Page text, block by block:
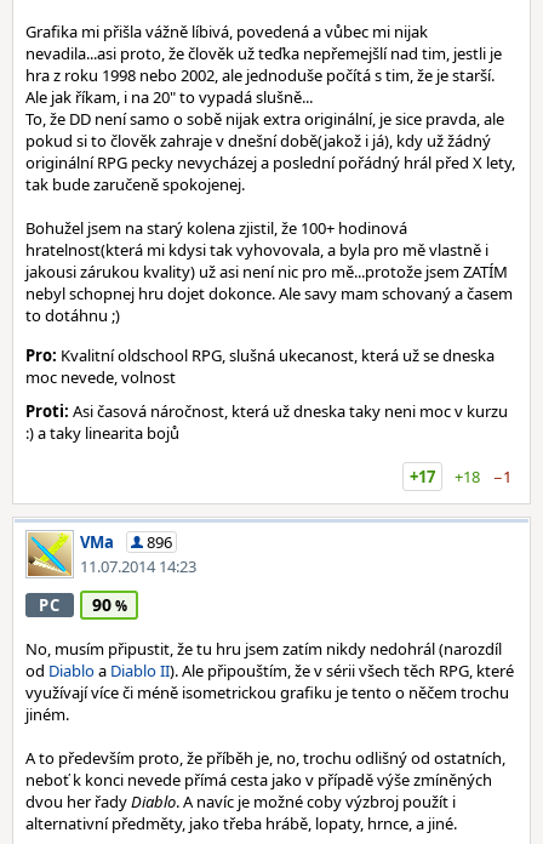
Grafika mi přišla vážně líbivá, povedená a vůbec mi nijak
nevadila...asi proto, že člověk už teďka nepřemejšlí nad tim, jestli je
hra z roku 1998 nebo 2002, ale jednoduše počítá s tim, že je starší.
Ale jak říkam, i na 20" to vypadá slušně...
To, že DD není samo o sobě nijak extra originální, je sice pravda, ale
pokud si to člověk zahraje v dnešní době(jakož i já), kdy už žádný
originální RPG pecky nevycházej a poslední pořádný hrál před X lety,
tak bude zaručeně spokojenej.
Bohužel jsem na starý kolena zjistil, že 100+ hodinová
hratelnost(která mi kdysi tak vyhovovala, a byla pro mě vlastně i
jakousi zárukou kvality) už asi není nic pro mě...protože jsem ZATÍM
nebyl schopnej hru dojet dokonce. Ale savy mam schovaný a časem
to dotáhnu ;)
Pro: Kvalitní oldschool RPG, slušná ukecanost, která už se dneska
moc nevede, volnost
Proti: Asi časová náročnost, která už dneska taky neni moc v kurzu
:) a taky linearita bojů
+17
+18 −1
VMa
896
11.07.2014 14:23
PC
90
No, musím připustit, že tu hru jsem zatím nikdy nedohrál (narozdíl
od Diabloa Diablo II). Ale připouštím, že v sérii všech těch RPG, které
využívají více či méně isometrickou grafiku je tento o něčem trochu
jiném.
A to především proto, že příběh je, no, trochu odlišný od ostatních,
neboť k konci nevede přímá cesta jako v případě výše zmíněných
dvou her řadyDiablo. A navíc je možné coby výzbroj použít i
alternativní předměty, jako třeba hrábě, lopaty, hrnce, a jiné.